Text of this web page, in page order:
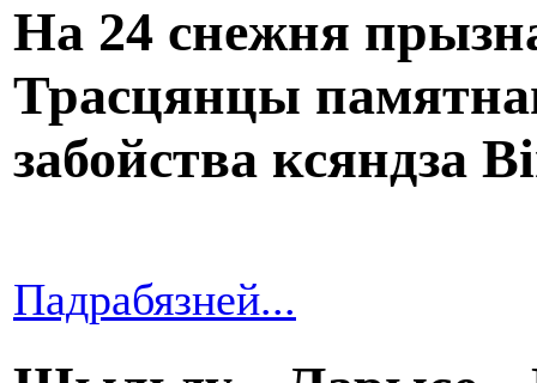
На 24 снежня
Трасцянцы
забойства ксяндза
Падрабязней...